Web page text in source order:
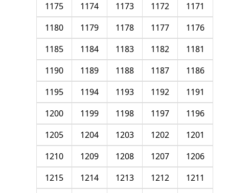
1171
1172
1173
1174
1175
1176
1177
1178
1179
1180
1181
1182
1183
1184
1185
1186
1187
1188
1189
1190
1191
1192
1193
1194
1195
1196
1197
1198
1199
1200
1201
1202
1203
1204
1205
1206
1207
1208
1209
1210
1211
1212
1213
1214
1215